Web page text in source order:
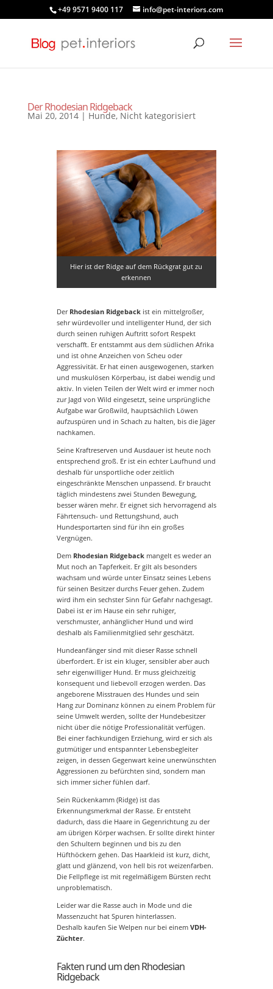
+49 9571 9400 117 info@pet-interiors.com
Der Rhodesian Ridgeback
Mai 20, 2014| Hunde, Nicht kategorisiert
Hier ist der Ridge auf dem Rückgrat gut zu
erkennen
Der Rhodesian Ridgebackist ein mittelgroßer,
sehr würdevoller und intelligenter Hund, der sich
durch seinen ruhigen Auftritt sofort Respekt
verschafft. Er entstammt aus dem südlichen Afrika
und ist ohne Anzeichen von Scheu oder
Aggressivität. Er hat einen ausgewogenen, starken
und muskulösen Körperbau, ist dabei wendig und
aktiv. In vielen Teilen der Welt wird er immer noch
zur Jagd von Wild eingesetzt, seine ursprüngliche
Aufgabe war Großwild, hauptsächlich Löwen
aufzuspüren und in Schach zu halten, bis die Jäger
nachkamen.
Seine Kraftreserven und Ausdauer ist heute noch
entsprechend groß. Er ist ein echter Laufhund und
deshalb für unsportliche oder zeitlich
eingeschränkte Menschen unpassend. Er braucht
täglich mindestens zwei Stunden Bewegung,
besser wären mehr. Er eignet sich hervorragend als
Fährtensuch- und Rettungshund, auch
Hundesportarten sind für ihn ein großes
Vergnügen.
Dem Rhodesian Ridgebackmangelt es weder an
Mut noch an Tapferkeit. Er gilt als besonders
wachsam und würde unter Einsatz seines Lebens
für seinen Besitzer durchs Feuer gehen. Zudem
wird ihm ein sechster Sinn für Gefahr nachgesagt.
Dabei ist er im Hause ein sehr ruhiger,
verschmuster, anhänglicher Hund und wird
deshalb als Familienmitglied sehr geschätzt.
Hundeanfänger sind mit dieser Rasse schnell
überfordert. Er ist ein kluger, sensibler aber auch
sehr eigenwilliger Hund. Er muss gleichzeitig
konsequent und liebevoll erzogen werden. Das
angeborene Misstrauen des Hundes und sein
Hang zur Dominanz können zu einem Problem für
seine Umwelt werden, sollte der Hundebesitzer
nicht über die nötige Professionalität verfügen.
Bei einer fachkundigen Erziehung, wird er sich als
gutmütiger und entspannter Lebensbegleiter
zeigen, in dessen Gegenwart keine unerwünschten
Aggressionen zu befürchten sind, sondern man
sich immer sicher fühlen darf.
Sein Rückenkamm (Ridge) ist das
Erkennungsmerkmal der Rasse. Er entsteht
dadurch, dass die Haare in Gegenrichtung zu der
am übrigen Körper wachsen. Er sollte direkt hinter
den Schultern beginnen und bis zu den
Hüfthöckern gehen. Das Haarkleid ist kurz, dicht,
glatt und glänzend, von hell bis rot weizenfarben.
Die Fellpflege ist mit regelmäßigem Bürsten recht
unproblematisch.
Leider war die Rasse auch in Mode und die
Massenzucht hat Spuren hinterlassen.
Deshalb kaufen Sie Welpen nur bei einem VDH-
Züchter.
Fakten rund um den Rhodesian
Ridgeback